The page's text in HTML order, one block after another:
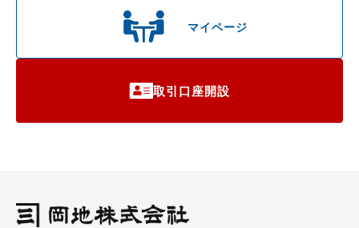
マイページ
取引口座開設